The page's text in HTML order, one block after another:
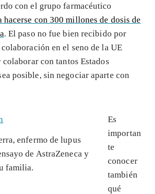
con el grupo farmacéutico
hacerse con 300 millones de dosis de
. El paso no fue bien recibido por
en el seno de la UE
con tantos Estados
posible, sin negociar aparte con
enfermo de lupus
de AstraZeneca y
familia.
Es
importan
te
conocer
también
qué